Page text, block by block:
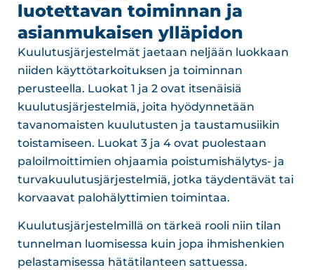
luotettavan toiminnan ja
asianmukaisen ylläpidon
Kuulutusjärjestelmät jaetaan neljään luokkaan
niiden käyttötarkoituksen ja toiminnan
perusteella. Luokat 1 ja 2 ovat itsenäisiä
kuulutusjärjestelmiä, joita hyödynnetään
tavanomaisten kuulutusten ja taustamusiikin
toistamiseen. Luokat 3 ja 4 ovat puolestaan
paloilmoittimien ohjaamia poistumishälytys- ja
turvakuulutusjärjestelmiä, jotka täydentävät tai
korvaavat palohälyttimien toimintaa.
Kuulutusjärjestelmillä on tärkeä rooli niin tilan
tunnelman luomisessa kuin jopa ihmishenkien
pelastamisessa hätätilanteen sattuessa.